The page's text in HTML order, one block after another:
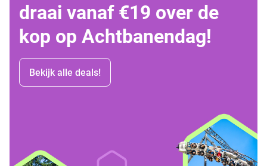
draai vanaf €19 over de
kop op Achtbanendag!
Bekijk alle deals!